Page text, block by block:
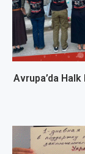
Avrupa’da